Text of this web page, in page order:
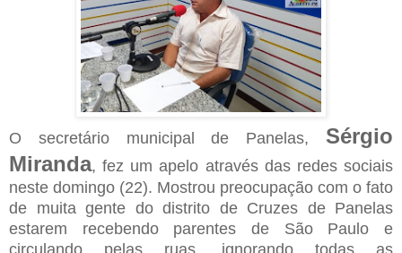
O secretário municipal de Panelas, Sérgio
Miranda, fez um apelo através das redes sociais
neste domingo (22). Mostrou preocupação com o fato
de muita gente do distrito de Cruzes de Panelas
estarem recebendo parentes de São Paulo e
circulando pelas ruas, ignorando todas as